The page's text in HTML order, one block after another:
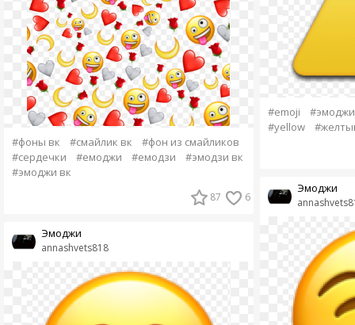
#фоны вк #смайлик вк
#фон из смайликов
#сердечки
#емоджи #емодзи
#эмодзи вк
#эмоджи вк
87 6
annashvets818
Эмоджи
#emoji
#эмоджи
#yellow
Эмоджи